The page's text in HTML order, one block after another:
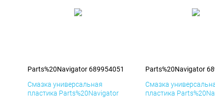
Parts%20Navigator 689954051
Смазка универсальная
пластика Parts%20Navigator
Parts%20Navigator
Смазка
пластика